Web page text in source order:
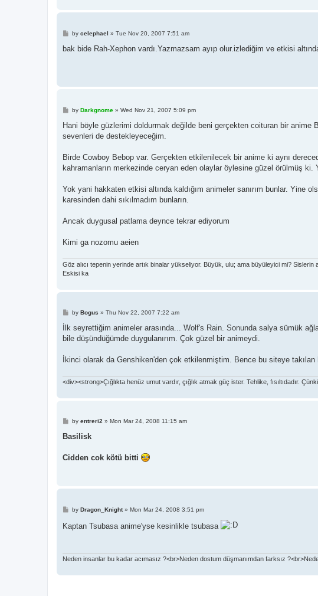
P
s
by celephael » Tue Nov 20, 2007 7:51 am
bak bide Rah-Xephon vardı.Yazmazsam ayıp olur.izlediğim ve etkisi
P
s
by Darkgnome» Wed Nov 21, 2007 5:09 pm
Hani böyle güzlerimi doldurmak değilde beni gerçekten coituran bir
sevenleri de destekleyeceğim.
Birde Cowboy Bebop var. Gerçekten etkilenilecek bir anime ki aynı
kahramanların merkezinde ceryan eden olaylar öylesine güzel örülmüş
Yok yani hakkaten etkisi altında kaldığım animeler sanırım bunlar. Yine
karesinden dahi sıkılmadım bunların.
Ancak duygusal patlama deynce tekrar ediyorum
Kimi ga nozomu aeien
Göz alıcı tepenin yerinde artık binalar yükseliyor. Büyük, ulu; ama büyüleyici mi? Sislerin
Eskisi ka
P
s
by Bogus » Thu Nov 22, 2007 7:22 am
İlk seyrettiğim animeler arasında... Wolf's Rain. Sonunda salya sümük
bile düşündüğümde duygulanırım. Çok güzel bir animeydi.
İkinci olarak da Genshiken'den çok etkilenmiştim. Bence bu siteye
<div><strong>Çığlıkta henüz umut vardır, çığlık atmak güç ister. Tehlike, fısıltıdadır.
P
s
by entreri2» Mon Mar 24, 2008 11:15 am
Basilisk
Cidden cok kötü bitti
P
t
by Dragon_Knight» Mon Mar 24, 2008 3:51 pm
Kaptan Tsubasa anime'yse kesinlikle tsubasa
Neden insanlar bu kadar acımasız ?<br>Neden dostum düşmanımdan farksız